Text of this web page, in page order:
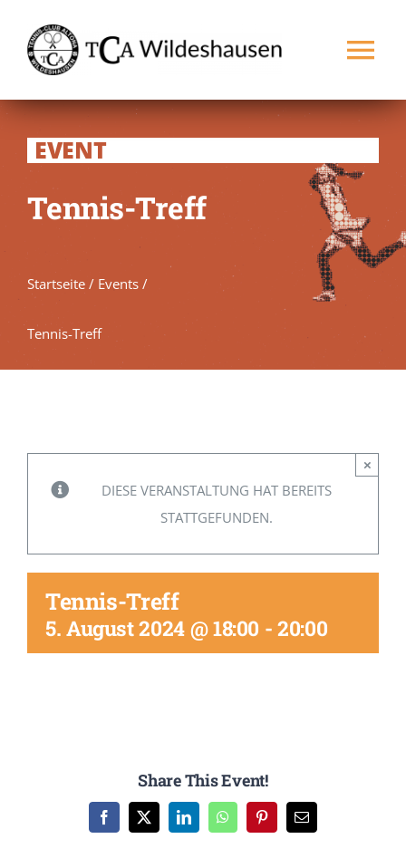
Inhalt
springen
EVENT
Tennis-Treff
Startseite/ Events/
Tennis-Treff
DIESE VERANSTALTUNG HAT BEREITS
STATTGEFUNDEN.
×
Tennis-Treff
5. August 2024 @ 18:00 -20:00
Share This Event!
Facebook
X LinkedInWhatsAppPinterest
E-
Mail